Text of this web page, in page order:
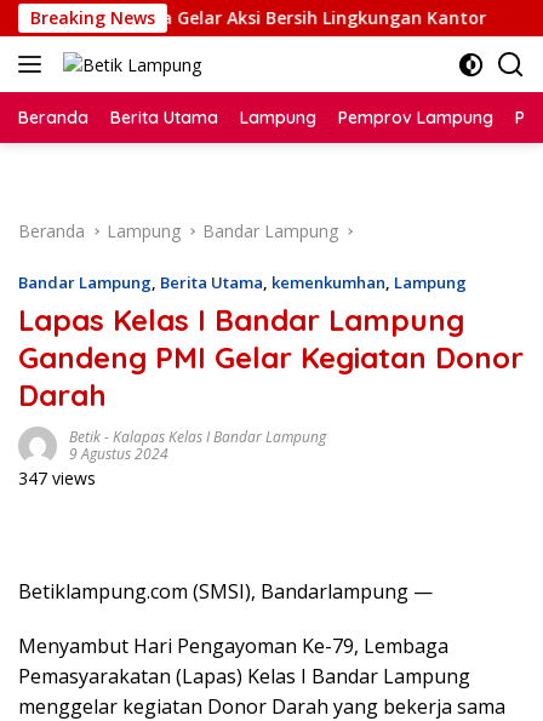
Langsung
ke
konten
Breaking News
Sukadana Gelar Aksi Bersih Lingkungan Kantor
Beranda Berita Utama Lampung Pemprov Lampung
Beranda Lampung Bandar Lampung
Bandar Lampung, Berita Utama, kemenkumhan, Lampung
Lapas Kelas I Bandar Lampung
Gandeng PMI Gelar Kegiatan Donor
Darah
Betik-Kalapas Kelas I Bandar Lampung
9 Agustus 2024
347 views
Betiklampung.com (SMSI), Bandarlampung —
Menyambut Hari Pengayoman Ke-79, Lembaga
Pemasyarakatan (Lapas) Kelas I Bandar Lampung
menggelar kegiatan Donor Darah yang bekerja sama